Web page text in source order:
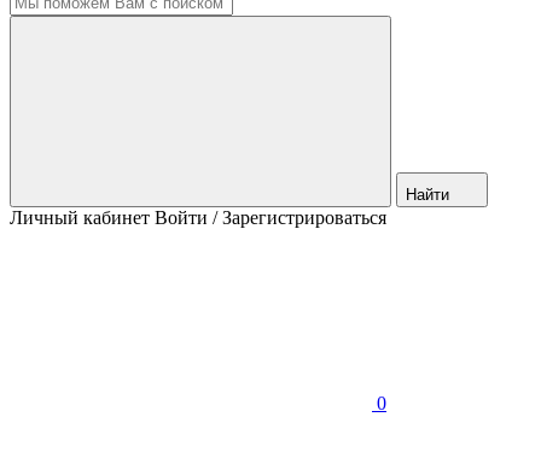
Найти
Личный кабинет Войти / Зарегистрироваться
0